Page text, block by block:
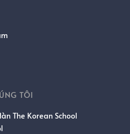
TÔI
The Korean School